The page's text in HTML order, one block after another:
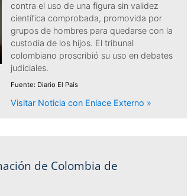
contra el uso de una figura sin validez
científica comprobada, promovida por
grupos de hombres para quedarse con la
custodia de los hijos. El tribunal
colombiano proscribió su uso en debates
judiciales.
Fuente: Diario El País
Visitar Noticia con Enlace Externo »
de Colombia de